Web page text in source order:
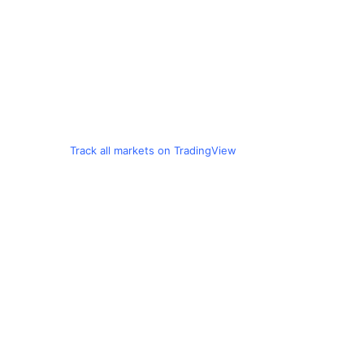
Track all markets on TradingView